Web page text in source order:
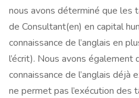
nous avons déterminé que les
de Consultant(en) en capital
connaissance de l’anglais en
l’écrit). Nous avons également
connaissance de l’anglais
ne permet pas l’exécution des